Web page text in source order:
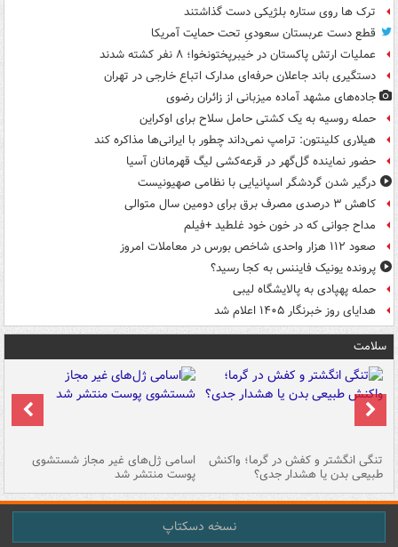
ترک ها روی ستاره بلژیکی دست گذاشتند
قطع دست عربستان سعودیِ تحت حمایت آمریکا
عملیات ارتش پاکستان در خیبرپختونخوا؛ ۸ نفر کشته شدند
دستگیری باند جاعلان حرفه‌ای مدارک اتباع خارجی در تهران
جاده‌های مشهد آماده میزبانی از زائران رضوی
حمله روسیه به یک کشتی حامل سلاح برای اوکراین
هیلاری کلینتون: ترامپ نمی‌داند چطور با ایرانی‌ها مذاکره کند
حضور نماینده گل‌گهر در قرعه‌کشی لیگ قهرمانان آسیا
درگیر شدن گردشگر اسپانیایی با نظامی صهیونیست
کاهش ۳ درصدی مصرف برق برای دومین سال متوالی
مداح جوانی که در خون خود غلطید +فیلم
صعود ۱۱۲ هزار واحدی شاخص بورس در معاملات امروز
پرونده یونیک فایننس به کجا رسید؟
حمله پهپادی به پالایشگاه لیبی
هدایای روز خبرنگار ۱۴۰۵ اعلام شد
سلامت
تنگی انگشتر و کفش در گرما؛ واکنش
طبیعی بدن یا هشدار جدی؟
اسامی ژل‌های غیر مجاز شستشوی
پوست منتشر شد
نسخه دسکتاپ